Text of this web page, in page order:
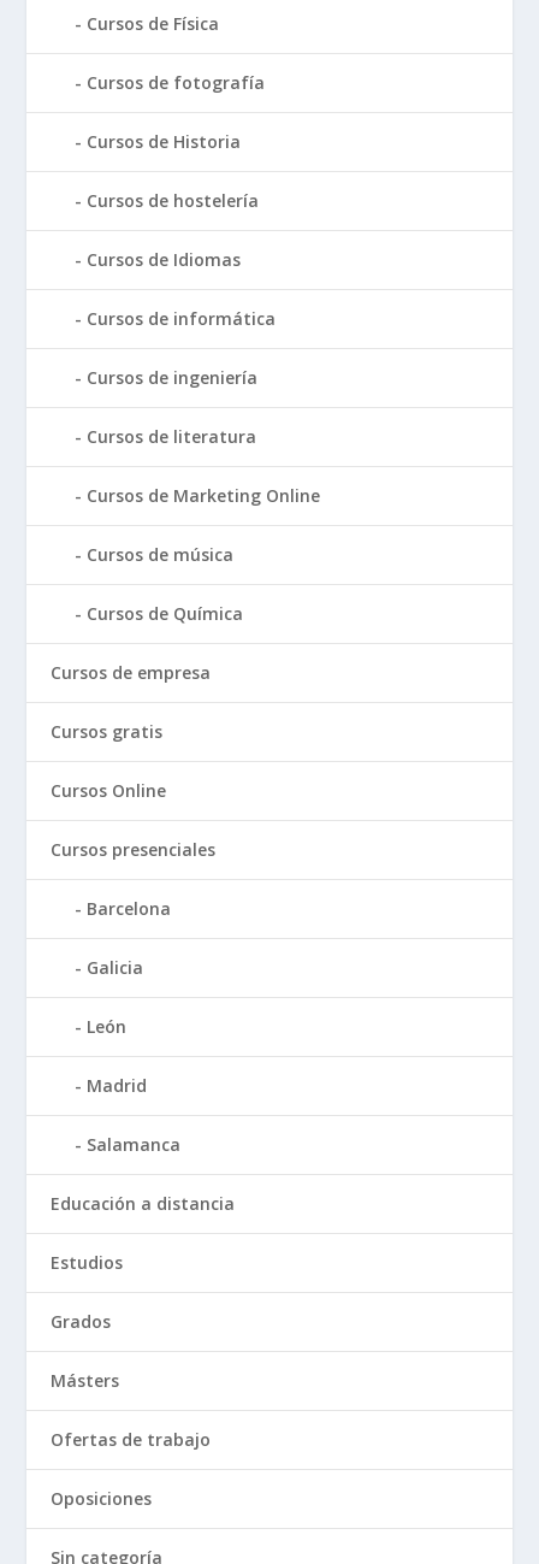
Cursos de Física
Cursos de fotografía
Cursos de Historia
Cursos de hostelería
Cursos de Idiomas
Cursos de informática
Cursos de ingeniería
Cursos de literatura
Cursos de Marketing Online
Cursos de música
Cursos de Química
Cursos de empresa
Cursos gratis
Cursos Online
Cursos presenciales
Barcelona
Galicia
León
Madrid
Salamanca
Educación a distancia
Estudios
Grados
Másters
Ofertas de trabajo
Oposiciones
Sin categoría